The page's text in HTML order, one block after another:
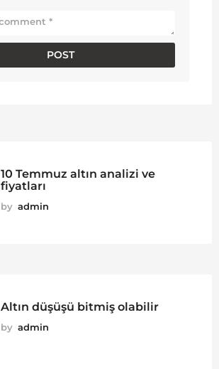
10 Temmuz altın analizi ve
fiyatları
by admin
Altın düşüşü bitmiş olabilir
by admin